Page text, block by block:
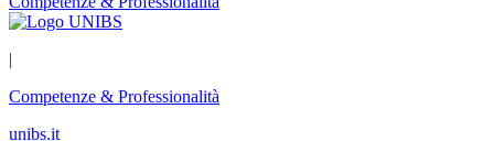
|
Competenze & Professionalità
unibs.it